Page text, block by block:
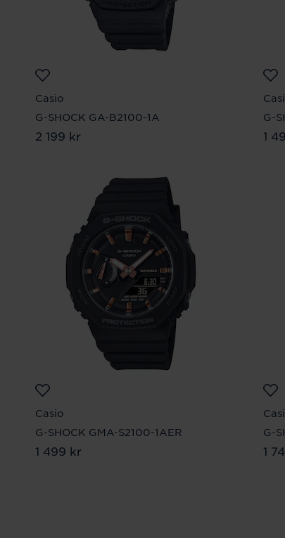
Casio
G-SHOCK GA-B2100-1A
Pris:2 199 kr
2 199 kr
G-
Pris
1
Casio
G-SHOCK GMA-S2100-1AER
Pris:1 499 kr
1 499 kr
G-
Pris
1